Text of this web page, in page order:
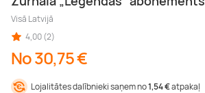
Visā Latvijā
4,00 (2)
No 30,75 €
Lojalitātes dalībnieki saņem no1,54 €atpakaļ